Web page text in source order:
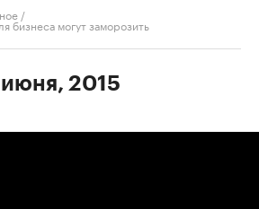
/
бизнеса могут заморозить
июня, 2015